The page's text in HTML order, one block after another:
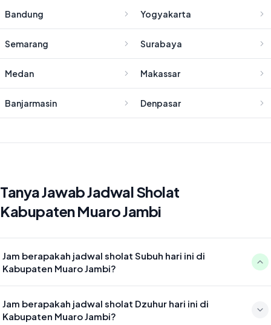
Bandung Yogyakarta
Semarang Surabaya
Medan Makassar
Banjarmasin Denpasar
Tanya Jawab Jadwal Sholat
Kabupaten Muaro Jambi
Jam berapakah jadwal sholat Subuh hari ini di
Kabupaten Muaro Jambi?
04:53
Jam berapakah jadwal sholat Dzuhur hari ini di
Kabupaten Muaro Jambi?